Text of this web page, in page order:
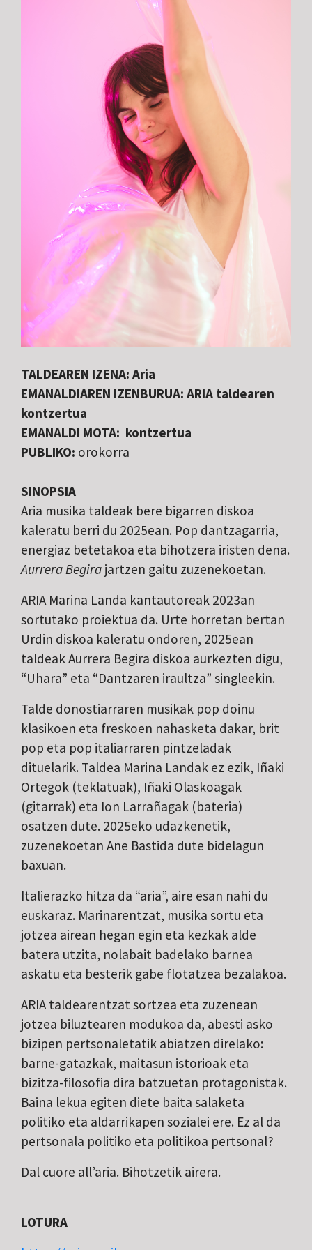
TALDEAREN IZENA: Aria
EMANALDIAREN IZENBURUA: ARIA taldearen
kontzertua
EMANALDI MOTA: kontzertua
PUBLIKO: orokorra
SINOPSIA
Aria musika taldeak bere bigarren diskoa
kaleratu berri du 2025ean. Pop dantzagarria,
energiaz betetakoa eta bihotzera iristen dena.
Aurrera Begira jartzen gaitu zuzenekoetan.
ARIA Marina Landa kantautoreak 2023an
sortutako proiektua da. Urte horretan bertan
Urdin diskoa kaleratu ondoren, 2025ean
taldeak Aurrera Begira diskoa aurkezten digu,
“Uhara” eta “Dantzaren iraultza” singleekin.
Talde donostiarraren musikak pop doinu
klasikoen eta freskoen nahasketa dakar, brit
pop eta pop italiarraren pintzeladak
dituelarik. Taldea Marina Landak ez ezik, Iñaki
Ortegok (teklatuak), Iñaki Olaskoagak
(gitarrak) eta Ion Larrañagak (bateria)
osatzen dute. 2025eko udazkenetik,
zuzenekoetan Ane Bastida dute bidelagun
baxuan.
Italierazko hitza da “aria”, aire esan nahi du
euskaraz. Marinarentzat, musika sortu eta
jotzea airean hegan egin eta kezkak alde
batera utzita, nolabait badelako barnea
askatu eta besterik gabe flotatzea bezalakoa.
ARIA taldearentzat sortzea eta zuzenean
jotzea biluztearen modukoa da, abesti asko
bizipen pertsonaletatik abiatzen direlako:
barne-gatazkak, maitasun istorioak eta
bizitza-filosofia dira batzuetan protagonistak.
Baina lekua egiten diete baita salaketa
politiko eta aldarrikapen sozialei ere. Ez al da
pertsonala politiko eta politikoa pertsonal?
Dal cuore all’aria. Bihotzetik airera.
LOTURA